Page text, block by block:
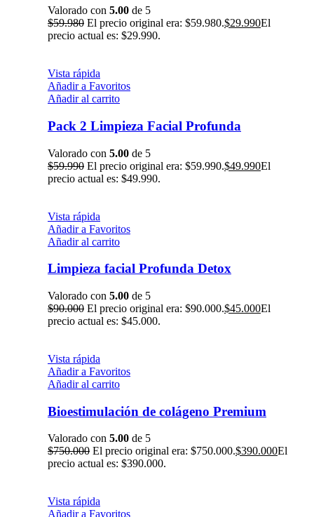
Valorado con 5.00 de 5
$59.980 El precio original era: $59.980.$29.990El
precio actual es: $29.990.
Vista rápida
Añadir a Favoritos
Añadir al carrito
Pack 2 Limpieza Facial Profunda
Valorado con 5.00 de 5
$59.990 El precio original era: $59.990.$49.990El
precio actual es: $49.990.
Vista rápida
Añadir a Favoritos
Añadir al carrito
Limpieza facial Profunda Detox
Valorado con 5.00 de 5
$90.000 El precio original era: $90.000.$45.000El
precio actual es: $45.000.
Vista rápida
Añadir a Favoritos
Añadir al carrito
Bioestimulación de colágeno Premium
Valorado con 5.00 de 5
$750.000 El precio original era: $750.000.$390.000El
precio actual es: $390.000.
Vista rápida
Añadir a Favoritos